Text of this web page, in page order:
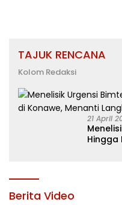
TAJUK RENCANA
Kolom Redaksi
21 April
Hingga
Berita Video